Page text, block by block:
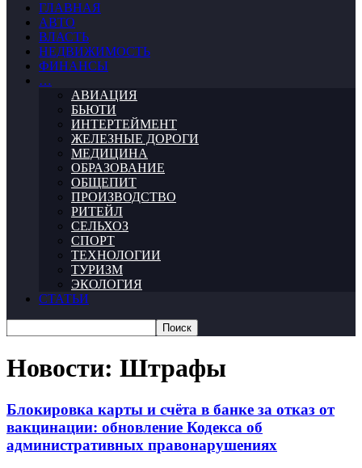
ГЛАВНАЯ
АВТО
ВЛАСТЬ
НЕДВИЖИМОСТЬ
ФИНАНСЫ
…
АВИАЦИЯ
БЬЮТИ
ИНТЕРТЕЙМЕНТ
ЖЕЛЕЗНЫЕ ДОРОГИ
МЕДИЦИНА
ОБРАЗОВАНИЕ
ОБЩЕПИТ
ПРОИЗВОДСТВО
РИТЕЙЛ
СЕЛЬХОЗ
СПОРТ
ТЕХНОЛОГИИ
ТУРИЗМ
ЭКОЛОГИЯ
СТАТЬИ
Новости: Штрафы
Блокировка карты и счёта в банке за отказ от
вакцинации: обновление Кодекса об
административных правонарушениях